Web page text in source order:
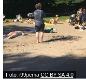
Foto: i99pema CC BY-SA 4.0